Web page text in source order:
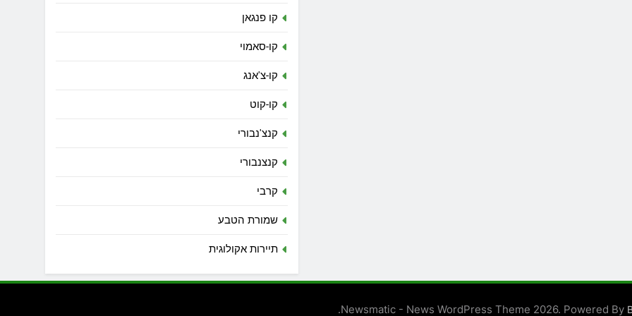
קו פנגאן
קו-סאמוי
קו-צ'אנג
קו-קוט
קנצ'נבורי
קנצנבורי
קרבי
שמורת הטבע
תיירות אקולוגית
Newsmatic - News WordPress Theme 2026. Powered By
.